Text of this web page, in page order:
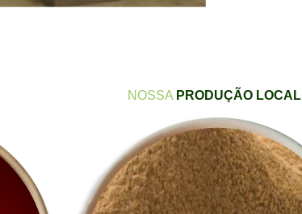
NOSSA PRODUÇÃO LOCAL